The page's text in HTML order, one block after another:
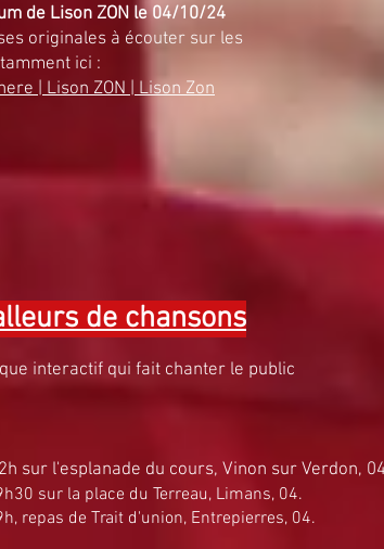
de Lison ZON le 04/10/24
originales à écouter sur les
ici :
| Lison ZON | Lison Zon
de chansons
interactif qui fait chanter le public
sur l'esplanade du cours, Vinon sur Verdon,
sur la place du Terreau, Limans, 04.
repas de Trait d'union, Entrepierres, 04.